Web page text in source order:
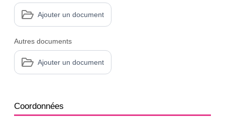
Ajouter un document
Autres documents
Ajouter un document
Coordonnées